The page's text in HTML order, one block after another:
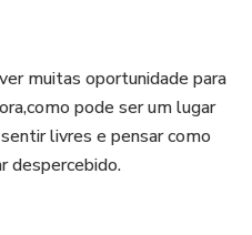
muitas oportunidade para
pode ser um lugar
livres e pensar como
despercebido.